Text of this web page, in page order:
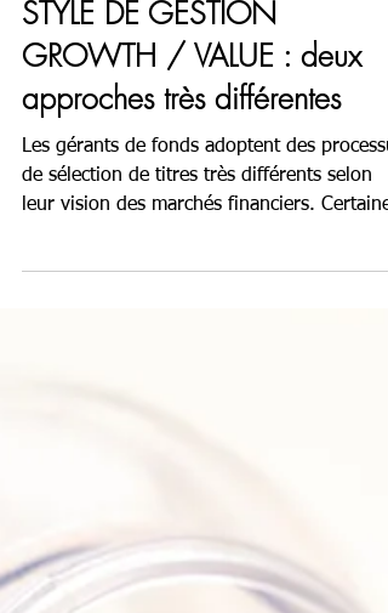
STYLE DE GESTION
GROWTH / VALUE : deux
approches très différentes
Les gérants de fonds adoptent des
leur vision des marchés financiers.